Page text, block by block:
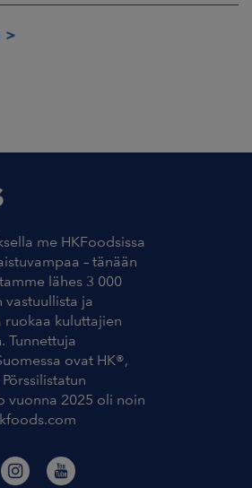
me HKFoodsissa
– tänään
lähes 3 000
ja
ruokaa kuluttajien
Tunnettuja
ovat HK®,
vuonna 2025 oli noin